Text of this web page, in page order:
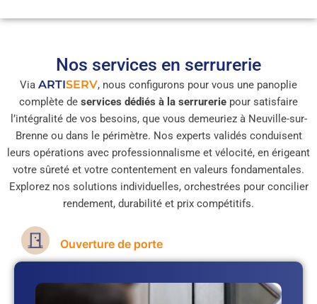
Nos services en serrurerie
Via ARTISERV, nous configurons pour vous une panoplie
complète de services dédiés à la serrurerie pour satisfaire
l’intégralité de vos besoins, que vous demeuriez à Neuville-sur-
Brenne ou dans le périmètre. Nos experts validés conduisent
leurs opérations avec professionnalisme et vélocité, en érigeant
votre sûreté et votre contentement en valeurs fondamentales.
Explorez nos solutions individuelles, orchestrées pour concilier
rendement, durabilité et prix compétitifs.
Ouverture de porte